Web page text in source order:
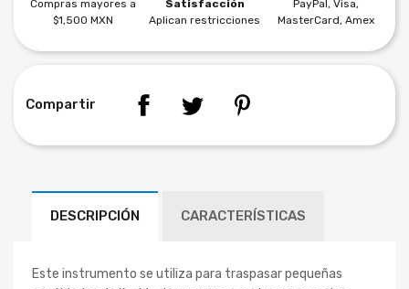
Compras mayores a
$1,500 MXN
Satisfacción
Aplican restricciones
PayPal, Visa,
MasterCard, Amex
Compartir
DESCRIPCIÓN CARACTERÍSTICAS
Este instrumento se utiliza para traspasar pequeñas